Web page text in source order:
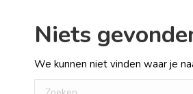
Niets
We kunnen niet vinden waar je
Zoeken: